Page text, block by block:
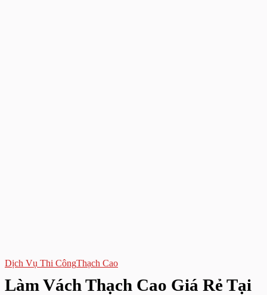
Dịch Vụ Thi CôngThạch Cao
Làm Vách Thạch Cao Giá Rẻ Tại